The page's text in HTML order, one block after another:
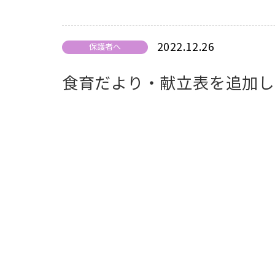
保護者へ 2022.12.26
食育だより・献立表を追加し